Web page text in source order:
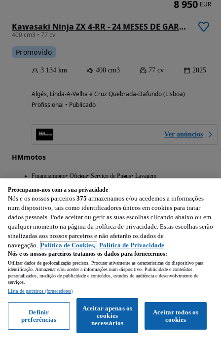
Kawasaki Ninja ZX 4-RR - 24 MESES DE GARANTIA
400 cm3 • 77 cv
Promovido
3 134 km 400 cm3 77 cv 2025
Algés, Linda-A-Velha e Cruz Quebrada-Dafundo (Lisboa)
Profissional • Publicado
Ver anúncios
HMmotos
Financiamento Oficina Serviço de Pneus Lavagem
8 950 EUR
Yamaha YZF R1
1000 cm3
63 833 km 1000 cm3 2004
6 500
Preocupamo-nos com a sua privacidade
Nós e os nossos parceiros 375 armazenamos e/ou acedemos a informações
num dispositivo, tais como identificadores únicos em cookies para tratar
dados pessoais. Pode aceitar ou gerir as suas escolhas clicando abaixo ou em
qualquer momento na página da política de privacidade. Estas escolhas serão
sinalizadas aos nossos parceiros e não afetarão os dados de
navegação. Política de Cookies, Política de Privacidade
Nós e os nossos parceiros tratamos os dados para fornecermos:
Utilizar dados de geolocalização precisos. Procurar ativamente as características do dispositivo para
identificação. Armazenar e/ou aceder a informações num dispositivo. Publicidade e conteúdos
personalizados, medição de publicidade e conteúdos, estudos de audiência e desenvolvimento de
serviços.
Lista de parceiros (fornecedores)
Aceitar todos os
cookies
Aceitar apenas os
cookies
necessários
Definir
preferências